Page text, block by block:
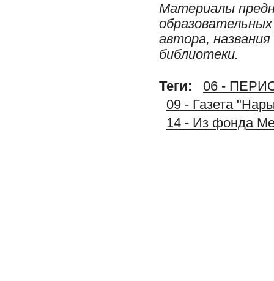
Материалы
автора,
библиотеки.
Теги:
06 -
09 - Газета
14 - Из фонда